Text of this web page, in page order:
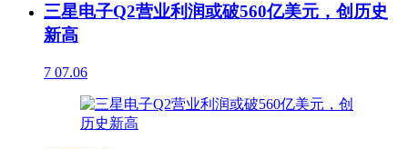
三星电子Q2营业利润或破560亿美元，创历史
新高
7 07.06